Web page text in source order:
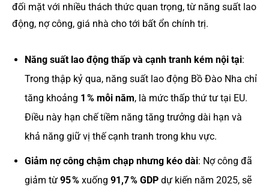
đối mặt với nhiều thách thức quan trọng, từ năng suất lao
động, nợ công, giá nhà cho tới bất ổn chính trị.
Năng suất lao động thấp và cạnh tranh kém nội tại:
Trong thập kỷ qua, năng suất lao động Bồ Đào Nha chỉ
tăng khoảng 1 % mỗi năm, là mức thấp thứ tư tại EU.
Điều này hạn chế tiềm năng tăng trưởng dài hạn và
khả năng giữ vị thế cạnh tranh trong khu vực.
Giảm nợ công chậm chạp nhưng kéo dài: Nợ công đã
giảm từ 95 %xuống 91,7 % GDPdự kiến năm 2025, sẽ